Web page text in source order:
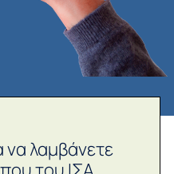
να λαμβάνετε